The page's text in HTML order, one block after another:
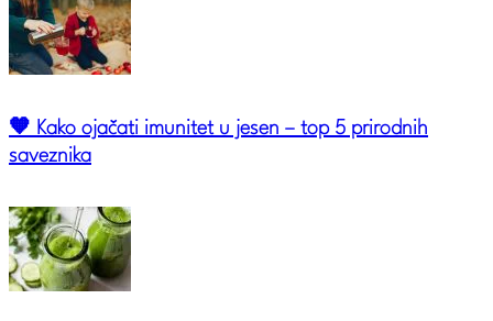
🧡 Kako ojačati imunitet u jesen – top 5 prirodnih
saveznika